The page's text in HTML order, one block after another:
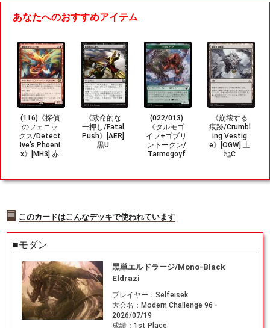
あなたへのおすすめアイテム
(116)《探偵
のフェニッ
クス/Detect
ive's Phoeni
x》[MH3] 赤
《致命的な
一押し/Fatal
Push》[AER]
黒U
(022/013)
《タルモゴ
イフ+ゴブリ
ントークン/
Tarmogoyf
緑/赤
《崩壊する
痕跡/Crumbl
ing Vestig
e》[OGW] 土
地C
このカードはこんなデッキで使われています
■モダン
黒単エルドラージ/Mono-Black
Eldrazi
プレイヤー： Selfeisek
大会名： Modern Challenge 96 -
2026/07/19
成績： 1st Place